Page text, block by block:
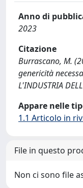
Anno di
2023
Citazione
Burrascano, M.
genericità
L'INDUSTRIA
Appare nelle
1.1 Articolo in
File in questo
Non ci sono file